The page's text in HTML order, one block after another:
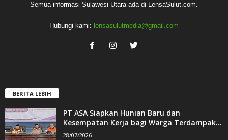
Semua informasi Sulawesi Utara ada di LensaSulut.com.
Hubungi kami: lensasulutmedia@gmail.com
BERITA LEBIH
PT ASA Siapkan Hunian Baru dan
Kesempatan Kerja bagi Warga Terdampak...
28/07/2026